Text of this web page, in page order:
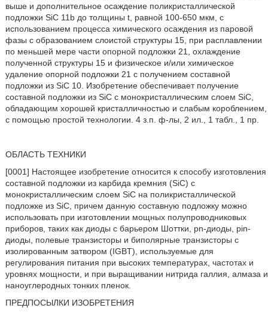
выше и дополнительное осаждение поликристаллической
подложки SiC 11b до толщины t, равной 100-650 мкм, с
использованием процесса химического осаждения из паровой
фазы с образованием слоистой структуры 15, при расплавлении
по меньшей мере части опорной подложки 21, охлаждение
полученной структуры 15 и физическое и/или химическое
удаление опорной подложки 21 с получением составной
подложки из SiC 10. Изобретение обеспечивает получение
составной подложки из SiC с монокристаллическим слоем SiC,
обладающим хорошей кристалличностью и слабым короблением,
с помощью простой технологии. 4 з.п. ф-лы, 2 ил., 1 табл., 1 пр.
ОБЛАСТЬ ТЕХНИКИ
[0001] Настоящее изобретение относится к способу изготовления
составной подложки из карбида кремния (SiC) с
монокристаллическим слоем SiC на поликристаллической
подложке из SiC, причем данную составную подложку можно
использовать при изготовлении мощных полупроводниковых
приборов, таких как диоды с барьером Шоттки, pn-диоды, pin-
диоды, полевые транзисторы и биполярные транзисторы с
изолированным затвором (IGBT), используемые для
регулирования питания при высоких температурах, частотах и
уровнях мощности, и при выращивании нитрида галлия, алмаза и
наноуглеродных тонких пленок.
ПРЕДПОСЫЛКИ ИЗОБРЕТЕНИЯ